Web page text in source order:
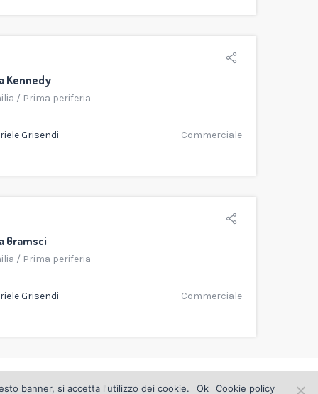
Kennedy
/ Prima periferia
Grisendi Commerciale
Gramsci
/ Prima periferia
Grisendi Commerciale
banner, si accetta l'utilizzo dei cookie. Ok Cookie policy